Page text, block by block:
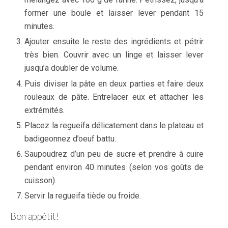
former une boule et laisser lever pendant 15
minutes.
Ajouter ensuite le reste des ingrédients et pétrir
très bien. Couvrir avec un linge et laisser lever
jusqu’a doubler de volume.
Puis diviser la pâte en deux parties et faire deux
rouleaux de pâte. Entrelacer eux et attacher les
extrémités.
Placez la regueifa délicatement dans le plateau et
badigeonnez d’oeuf battu.
Saupoudrez d’un peu de sucre et prendre à cuire
pendant environ 40 minutes (selon vos goûts de
cuisson).
Servir la regueifa tiède ou froide.
Bon appétit!